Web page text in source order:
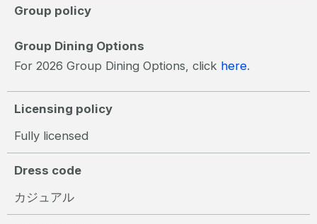
Group policy
Group Dining Options
For 2026 Group Dining Options, click here.
Licensing policy
Fully licensed
Dress code
カジュアル